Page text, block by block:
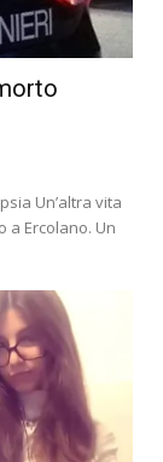
Un’altra vita
a Ercolano. Un